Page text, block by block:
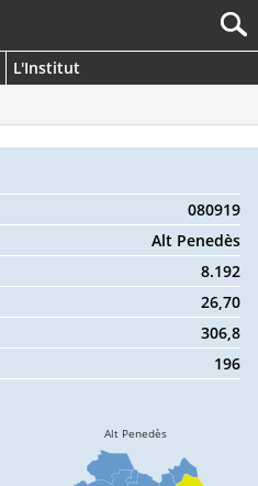
L'Institut
080919
Alt Penedès
8.192
26,70
306,8
196